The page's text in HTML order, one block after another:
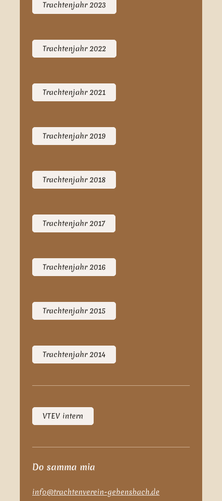
Trachtenjahr 2023
Trachtenjahr 2022
Trachtenjahr 2021
Trachtenjahr 2019
Trachtenjahr 2018
Trachtenjahr 2017
Trachtenjahr 2016
Trachtenjahr 2015
Trachtenjahr 2014
VTEV intern
Do samma mia
info@trachtenverein-gebensbach.de